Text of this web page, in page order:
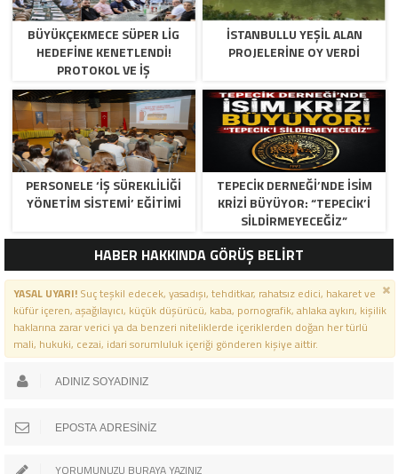
BÜYÜKÇEKMECE SÜPER LİG
HEDEFİNE KENETLENDİ!
PROTOKOL VE İŞ
DÜNYASINDAN BASKETBOL
TAKIMINA TAM DESTEK…
İSTANBULLU YEŞİL ALAN
PROJELERİNE OY VERDİ
PERSONELE ‘İŞ SÜREKLİLİĞİ
YÖNETİM SİSTEMİ’ EĞİTİMİ
TEPECİK DERNEĞİ’NDE İSİM
KRİZİ BÜYÜYOR: “TEPECİK’İ
SİLDİRMEYECEĞİZ”
HABER HAKKINDA GÖRÜŞ BELİRT
YASAL UYARI!Suç teşkil edecek, yasadışı, tehditkar, rahatsız edici, hakaret ve
küfür içeren, aşağılayıcı, küçük düşürücü, kaba, pornografik, ahlaka aykırı, kişilik
haklarına zarar verici ya da benzeri niteliklerde içeriklerden doğan her türlü
mali, hukuki, cezai, idari sorumluluk içeriği gönderen kişiye aittir.